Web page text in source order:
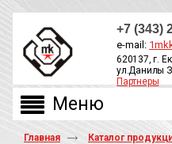
+7 (343)
e-mail:
620137, г.
ул.Данилы
Партнеры
Главная Каталог